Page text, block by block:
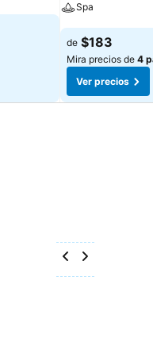
Spa
Ver precios
de $183
Mira precios de 4
Ver precios